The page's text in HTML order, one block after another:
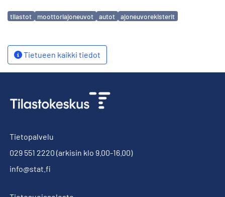
Avainsanat
tilastot moottoriajoneuvot autot ajoneuvorekisterit
Tietueen kaikki tiedot
Tietopalvelu
029 551 2220 (arkisin klo 9.00-16.00)
info@stat.fi